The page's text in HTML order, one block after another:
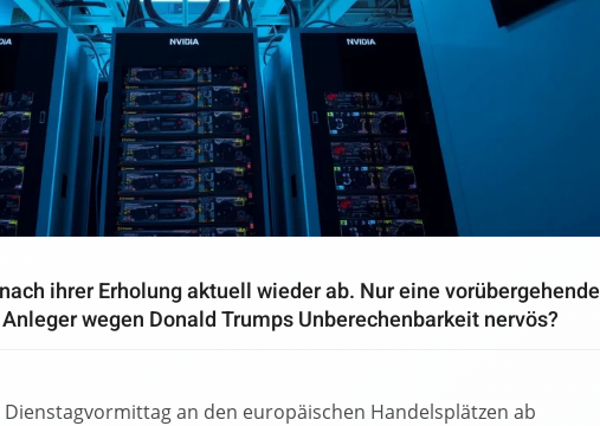
ihrer Erholung aktuell wieder ab. Nur eine vorübergehende
wegen Donald Trumps Unberechenbarkeit nervös?
Dienstagvormittag an den europäischen Handelsplätzen ab